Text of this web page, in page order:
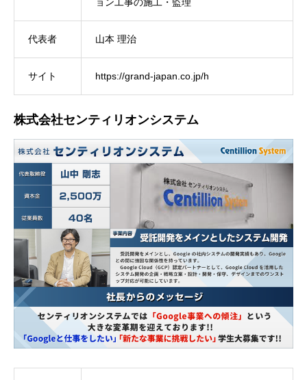
ョン工事の施工・監理
代表者 山本 理治
サイト https://grand-japan.co.jp/h
株式会社センティリオンシステム